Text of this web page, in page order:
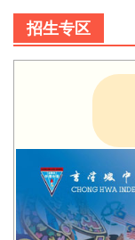
招生专区